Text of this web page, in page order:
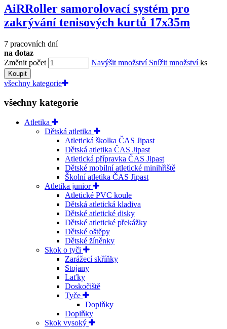
AiRRoller samorolovací systém pro
zakrývání tenisových kurtů 17x35m
7 pracovních dní
na dotaz
Změnit počet
Navýšit množství Snížit množstvíks
Koupit
všechny kategorie
všechny kategorie
Atletika
Dětská atletika
Atletická školka ČAS Jipast
Dětská atletika ČAS Jipast
Atletická přípravka ČAS Jipast
Dětské mobilní atletické minihřiště
Školní atletika ČAS Jipast
Atletika junior
Atletické PVC koule
Dětská atletická kladiva
Dětské atletické disky
Dětské atletické překážky
Dětské oštěpy
Dětské žíněnky
Skok o tyči
Zarážecí skříňky
Stojany
Laťky
Doskočiště
Tyče
Doplňky
Doplňky
Skok vysoký